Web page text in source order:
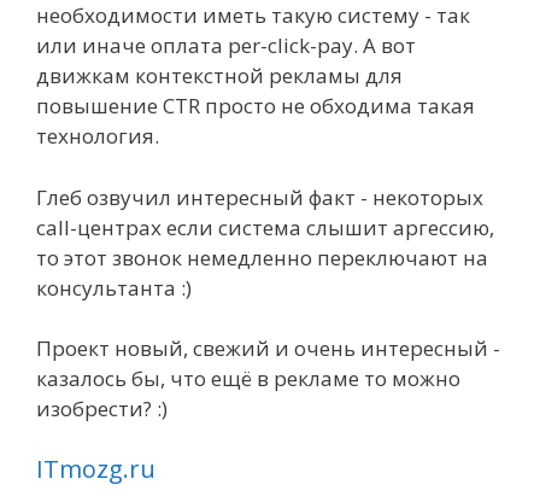
необходимости иметь такую систему - так
или иначе оплата per-click-pay. А вот
движкам контекстной рекламы для
повышение CTR просто не обходима такая
технология.
Глеб озвучил интересный факт - некоторых
call-центрах если система слышит аргессию,
то этот звонок немедленно переключают на
консультанта :)
Проект новый, свежий и очень интересный -
казалось бы, что ещё в рекламе то можно
изобрести? :)
ITmozg.ru